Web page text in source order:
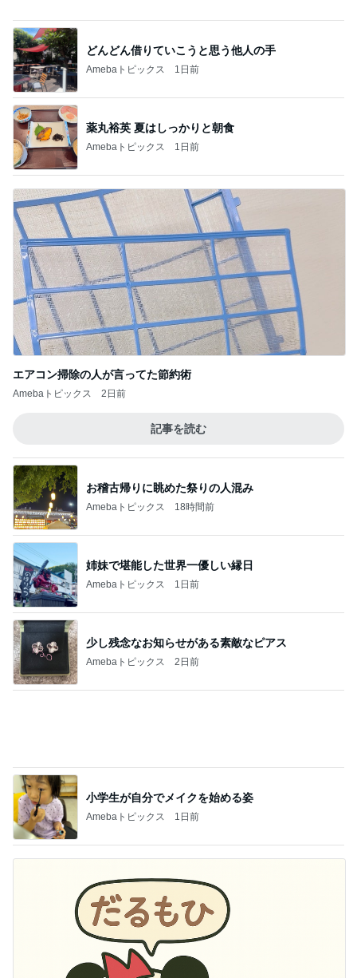
薬丸裕英 夏はしっかりと朝食
Amebaトピックス 1日前
エアコン掃除の人が言ってた節約術
Amebaトピックス 2日前
記事を読む
Amebaトピックス 18時間前
姉妹で堪能した世界一優しい縁日
Amebaトピックス 1日前
少し残念なお知らせがある素敵なピアス
Amebaトピックス 2日前
これって私の仕事なのと思うこと